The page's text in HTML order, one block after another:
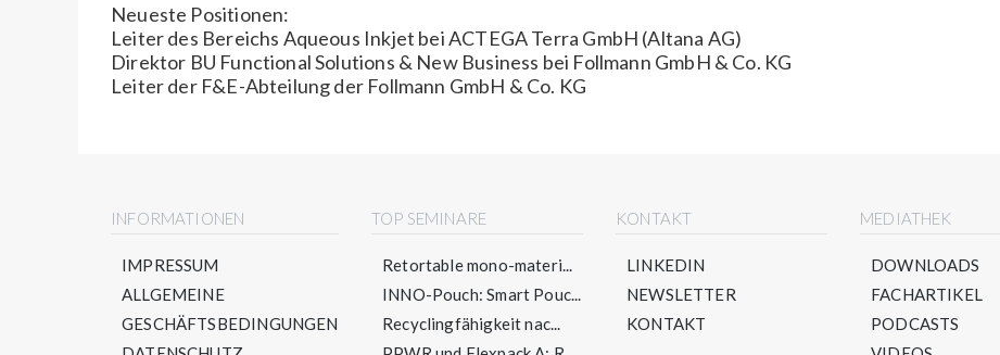
Neueste Positionen:
Leiter des Bereichs Aqueous Inkjet bei ACTEGA Terra GmbH (Altana AG)
Direktor BU Functional Solutions & New Business bei Follmann GmbH & Co. KG
Leiter der F&E-Abteilung der Follmann GmbH & Co. KG
INFORMATIONEN
IMPRESSUM
ALLGEMEINE
GESCHÄFTSBEDINGUNGEN
TOP SEMINARE
Retortable mono-materi...
INNO-Pouch: Smart Pouc...
Recyclingfähigkeit nac...
KONTAKT
LINKEDIN
NEWSLETTER
KONTAKT
MEDIATHEK
DOWNLOADS
FACHARTIKEL
PODCASTS